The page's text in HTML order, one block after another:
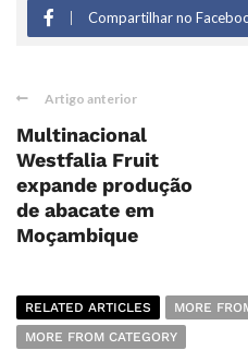
Compartilhar no
Artigo anterior
Multinacional
Westfalia Fruit
expande produção
de abacate em
Moçambique
RELATED ARTICLES
MORE
MORE FROM CATEGORY